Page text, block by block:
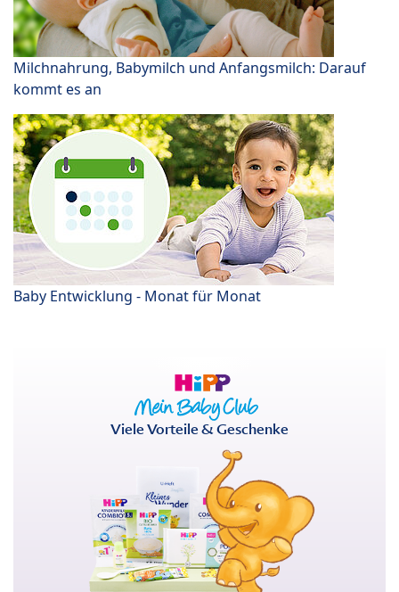
Milchnahrung, Babymilch und Anfangsmilch: Darauf
kommt es an
Baby Entwicklung - Monat für Monat
Viele Vorteile & Geschenke